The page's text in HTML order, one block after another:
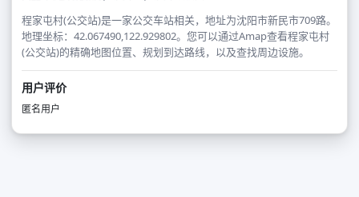
程家屯村(公交站)是一家公交车站相关，地址为沈阳市新民市709路。
地理坐标：42.067490,122.929802。您可以通过Amap查看程家屯村
(公交站)的精确地图位置、规划到达路线，以及查找周边设施。
用户评价
匿名用户